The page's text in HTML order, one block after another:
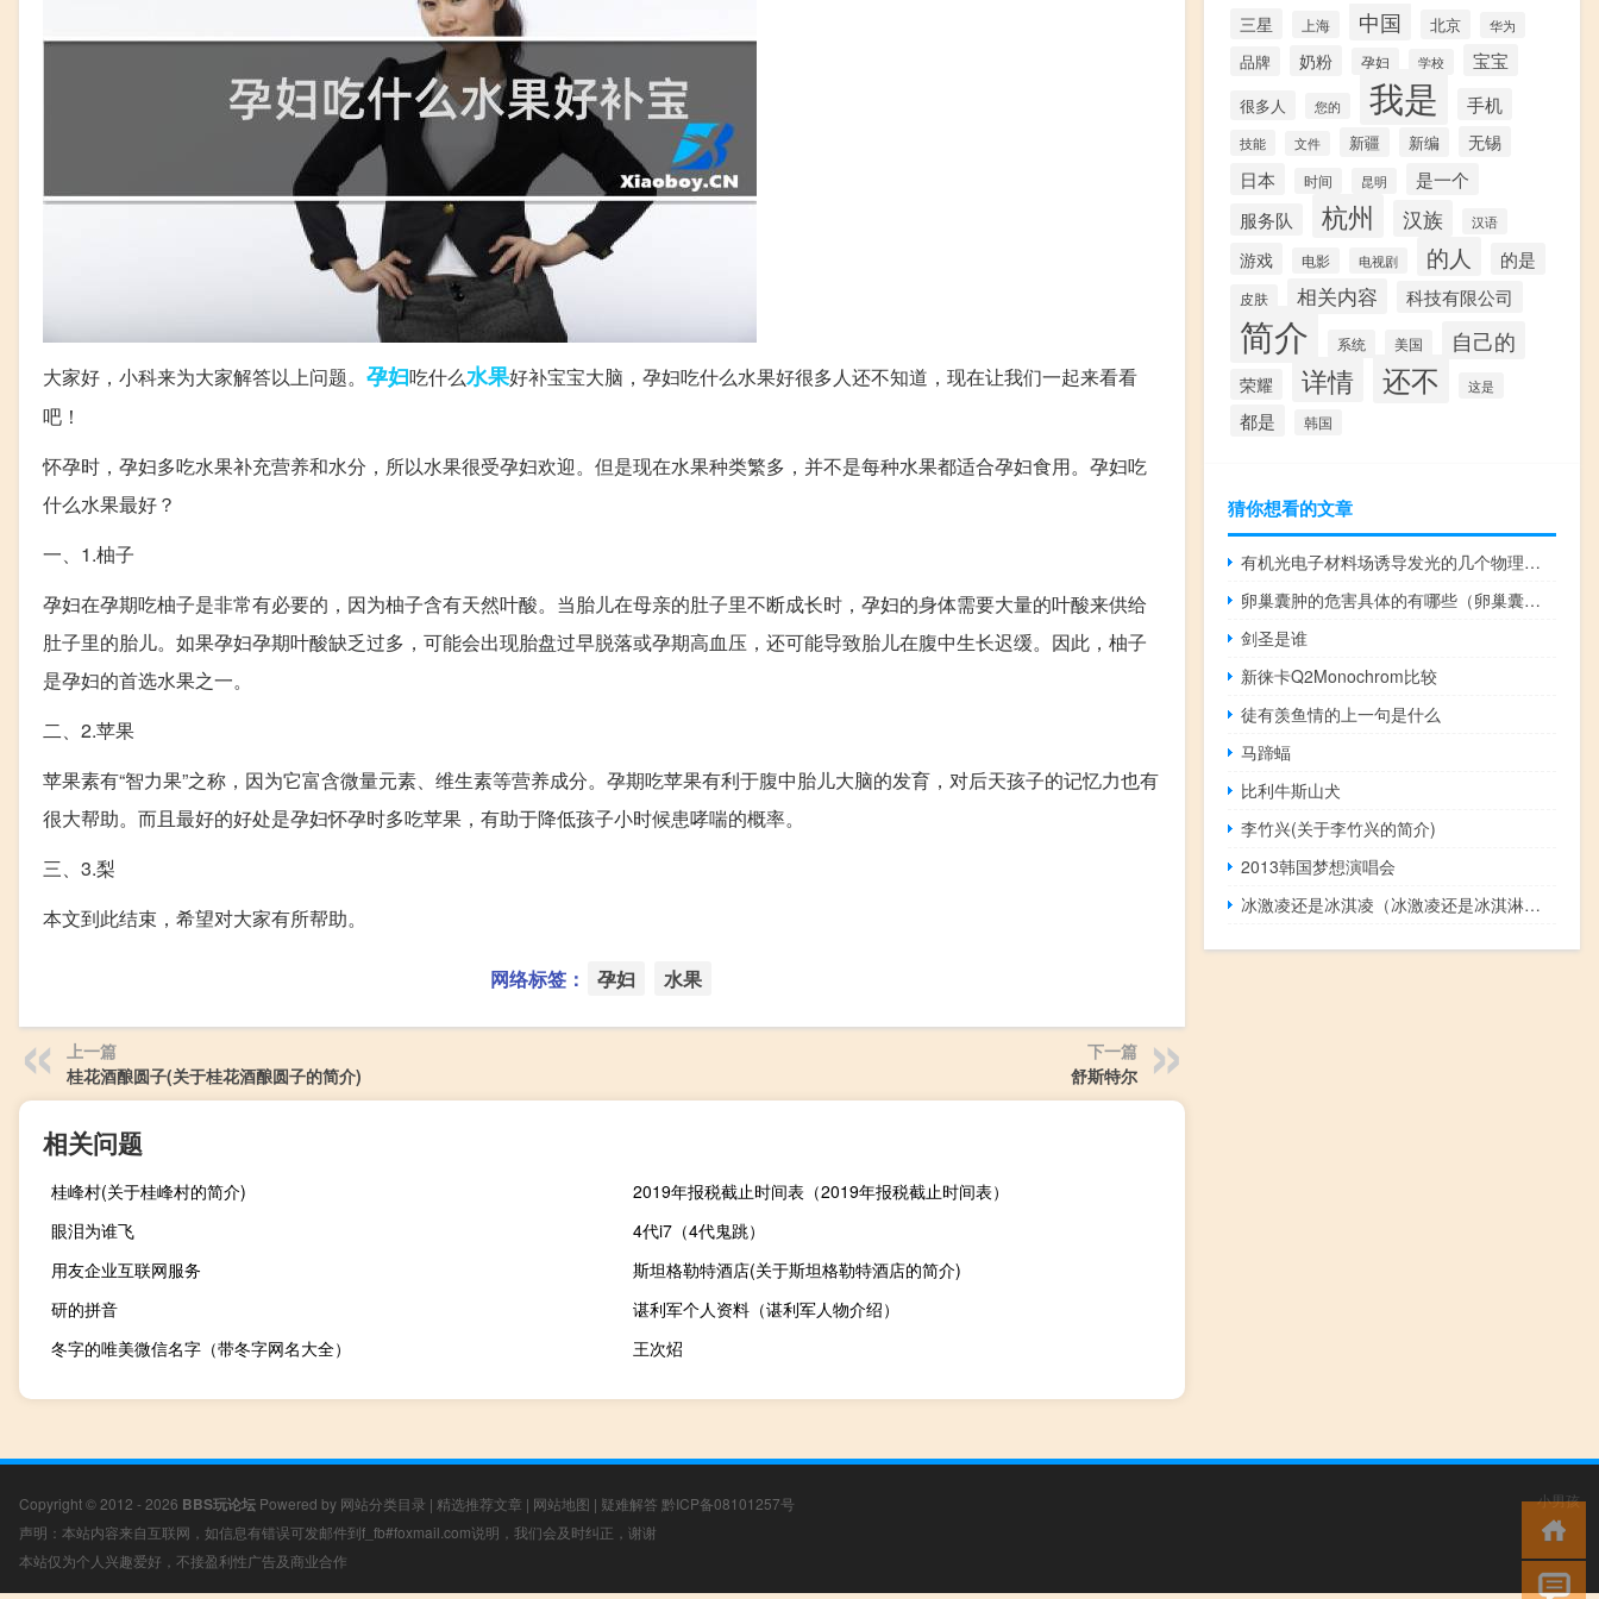
大家好，小科来为大家解答以上问题。 孕妇吃什么水果好补宝宝大脑，孕妇吃什么水果好很多人还不知道，现在让我们一起来看看
吧！
怀孕时，孕妇多吃水果补充营养和水分，所以水果很受孕妇欢迎。但是现在水果种类繁多，并不是每种水果都适合孕妇食用。孕妇吃
什么水果最好？
一、1.柚子
孕妇在孕期吃柚子是非常有必要的，因为柚子含有天然叶酸。当胎儿在母亲的肚子里不断成长时，孕妇的身体需要大量的叶酸来供给
肚子里的胎儿。如果孕妇孕期叶酸缺乏过多，可能会出现胎盘过早脱落或孕期高血压，还可能导致胎儿在腹中生长迟缓。因此，柚子
是孕妇的首选水果之一。
二、2.苹果
苹果素有“智力果”之称，因为它富含微量元素、维生素等营养成分。孕期吃苹果有利于腹中胎儿大脑的发育，对后天孩子的记忆力也有
很大帮助。而且最好的好处是孕妇怀孕时多吃苹果，有助于降低孩子小时候患哮喘的概率。
三、3.梨
本文到此结束，希望对大家有所帮助。
网络标签： 孕妇 水果
上一篇
桂花酒酿圆子(关于桂花酒酿圆子的简介)
下一篇
舒斯特尔
相关问题
桂峰村(关于桂峰村的简介)
2019年报税截止时间表（2019年报税截止时间表）
眼泪为谁飞
4代i7（4代鬼跳）
用友企业互联网服务
斯坦格勒特酒店(关于斯坦格勒特酒店的简介)
研的拼音
谌利军个人资料（谌利军人物介绍）
冬字的唯美微信名字（带冬字网名大全）
王次炤
三星 上海 中国 北京 华为
品牌 奶粉 孕妇 学校 宝宝
很多人 您的 我是 手机
技能 文件 新疆 新编 无锡
日本 时间 昆明
是一个
服务队
杭州 汉族 汉语
游戏 电影 电视剧 的人 的是
皮肤 相关内容 科技有限公司
简介 系统 美国 自己的
荣耀 详情 还不 这是
都是 韩国
猜你想看的文章
有机光电子材料场诱导发光的几个物理问题(关于有机光电子材料场诱导发光的几个物理问题的简介)
卵巢囊肿的危害具体的有哪些（卵巢囊肿的危害）
剑圣是谁
新徕卡Q2Monochrom比较
徒有羡鱼情的上一句是什么
马蹄蝠
比利牛斯山犬
李竹兴(关于李竹兴的简介)
2013韩国梦想演唱会
冰激凌还是冰淇凌（冰激凌还是冰淇淋正确）
Copyright © 2012 - 2026 BBS玩论坛 Powered by 网站分类目录 | 精选推荐文章 | 网站地图 | 疑难解答 黔ICP备08101257号
声明：本站内容来自互联网，如信息有错误可发邮件到f_fb#foxmail.com说明，我们会及时纠正，谢谢
本站仅为个人兴趣爱好，不接盈利性广告及商业合作
小男孩